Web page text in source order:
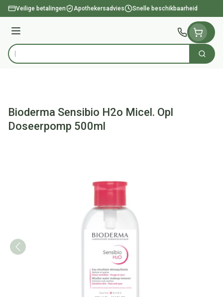
Ga naar de inhoud
Veilige betalingen Apothekersadvies Snelle beschikbaarheid
Menu
Product, merk, categorie... Zoek
Bioderma Sensibio H2o Micel. Opl
Doseerpomp 500ml